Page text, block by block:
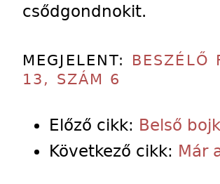
csődgondnokit.
MEGJELENT: BESZÉLŐ
13, SZÁM 6
Előző cikk: Belső
Következő cikk: Már